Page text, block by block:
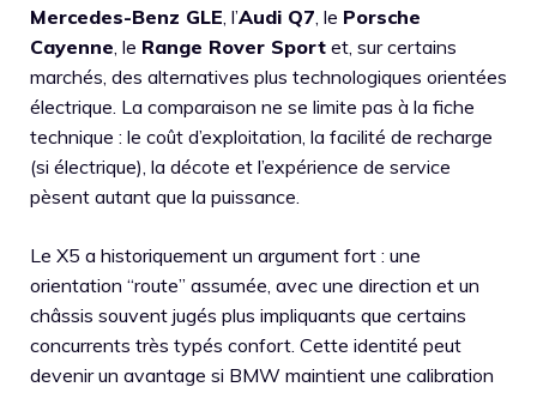
Mercedes-Benz GLE, l’Audi Q7, le Porsche
Cayenne, le Range Rover Sport et, sur certains
marchés, des alternatives plus technologiques orientées
électrique. La comparaison ne se limite pas à la fiche
technique : le coût d’exploitation, la facilité de recharge
(si électrique), la décote et l’expérience de service
pèsent autant que la puissance.
Le X5 a historiquement un argument fort : une
orientation “route” assumée, avec une direction et un
châssis souvent jugés plus impliquants que certains
concurrents très typés confort. Cette identité peut
devenir un avantage si BMW maintient une calibration